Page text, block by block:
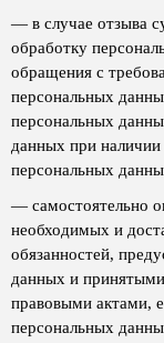
— в случае отзыва
обработку
обращения с
персональных
персональных
данных при наличии
персональных
— самостоятельно
необходимых и
обязанностей,
данных и
правовыми актами,
персональных